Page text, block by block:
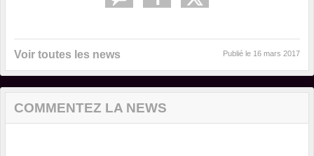
Voir toutes les news Publié le 16 mars 2017
COMMENTEZ LA NEWS